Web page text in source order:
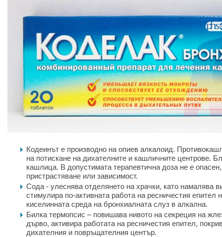
Кодеинът е производно на опиев алкалоид.
на потискане на дихателните и кашличните центрове.
кашлица. В допустимата терапевтична доза не е
пристрастяване или зависимост.
Сода - улеснява отделянето на храчки, като намалява
стимулира по-активната работа на ресничестия епител
киселинната среда на бронхиалната слуз в алкална.
Билка термопсис – повишава нивото на секреция на
дърво, активира работата на ресничестия епител,
дихателния и повръщателния център.